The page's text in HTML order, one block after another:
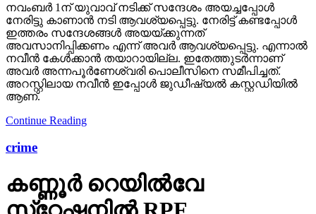
നവംബർ 1ന് യുവാവ് നടിക്ക് സന്ദേശം അയച്ചപ്പോൾ
നേരിട്ടു കാണാൻ നടി ആവശ്യപ്പെട്ടു. നേരിട്ട് കണ്ടപ്പോൾ
ഇത്തരം സന്ദേശങ്ങൾ അയയ്ക്കുന്നത്
അവസാനിപ്പിക്കണം എന്ന് അവർ ആവശ്യപ്പെട്ടു. എന്നാൽ
നവീൻ കേൾക്കാൻ തയാറായില്ല. ഇതേത്തുടർന്നാണ്
അവർ അന്നപൂർണേശ്വരി പൊലീസിനെ സമീപിച്ചത്.
അറസ്റ്റിലായ നവീൻ ഇപ്പോൾ ജുഡീഷ്യൽ കസ്റ്റഡിയിൽ
ആണ്.
Continue Reading
crime
കണ്ണൂർ റെയില്‍വേ